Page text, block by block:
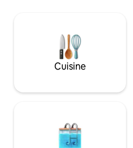
placées en forme de cœur
pancarte Joyeux
ajoutée) et pour 175 €, il est
une bonne bouteille de
Cuisine